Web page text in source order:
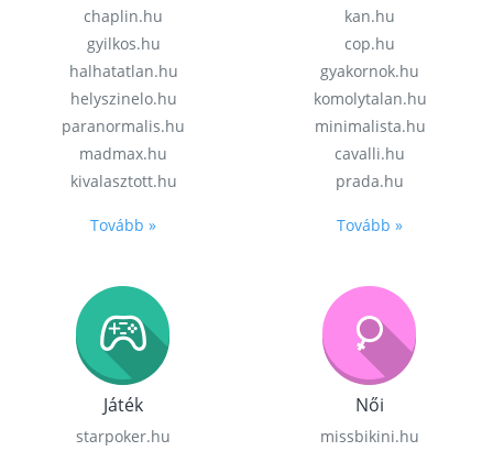
chaplin.hu
gyilkos.hu
halhatatlan.hu
helyszinelo.hu
paranormalis.hu
madmax.hu
kivalasztott.hu
Tovább »
kan.hu
cop.hu
gyakornok.hu
komolytalan.hu
minimalista.hu
cavalli.hu
prada.hu
Tovább »
Játék
starpoker.hu
Női
missbikini.hu